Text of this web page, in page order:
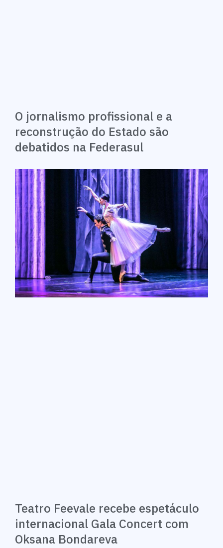
O jornalismo profissional e a
reconstrução do Estado são
debatidos na Federasul
Teatro Feevale recebe espetáculo
internacional Gala Concert com
Oksana Bondareva